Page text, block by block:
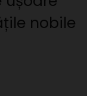
nobile